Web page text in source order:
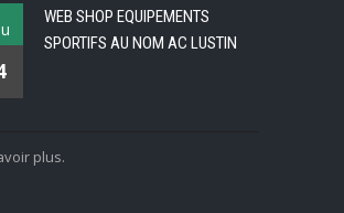
WEB SHOP EQUIPEMENTS
SPORTIFS AU NOM AC LUSTIN
plus.